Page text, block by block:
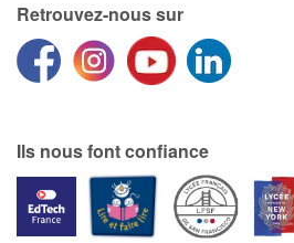
Retrouvez-nous sur
Ils nous font confiance